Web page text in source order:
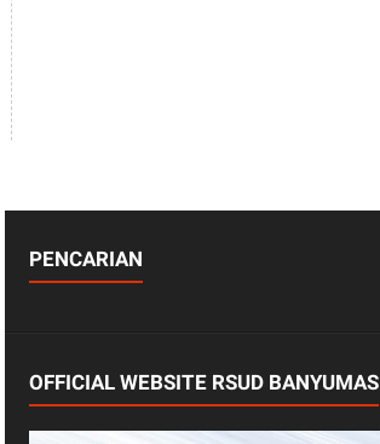
PENCARIAN
OFFICIAL WEBSITE RSUD BANYUMAS